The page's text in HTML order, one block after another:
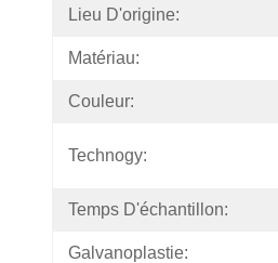
Lieu D'origine:
Matériau:
Couleur:
Technogy:
Temps D'échantillon:
Galvanoplastie: